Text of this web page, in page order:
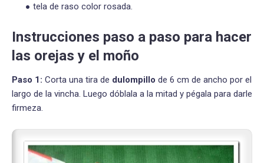
tela de raso color rosada.
Instrucciones paso a paso para hacer
las orejas y el moño
Paso 1: Corta una tira de dulompillo de 6 cm de ancho por el
largo de la vincha. Luego dóblala a la mitad y pégala para darle
firmeza.